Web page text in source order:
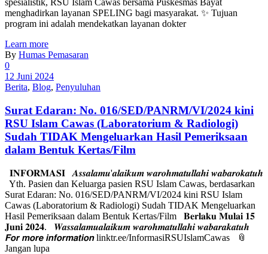
spesialistik, RSU Islam Cawas bersama Puskesmas Bayat
menghadirkan layanan SPELING bagi masyarakat. ✨ Tujuan
program ini adalah mendekatkan layanan dokter
Learn more
By Humas Pemasaran
0
12 Juni 2024
Berita, Blog, Penyuluhan
Surat Edaran: No. 016/SED/PANRM/VI/2024 kini
RSU Islam Cawas (Laboratorium & Radiologi)
Sudah TIDAK Mengeluarkan Hasil Pemeriksaan
dalam Bentuk Kertas/Film
𝐈𝐍𝐅𝐎𝐑𝐌𝐀𝐒𝐈 𝑨𝒔𝒔𝒂𝒍𝒂𝒎𝒖'𝒂𝒍𝒂𝒊𝒌𝒖𝒎 𝒘𝒂𝒓𝒐𝒉𝒎𝒂𝒕𝒖𝒍𝒍𝒂𝒉𝒊 𝒘𝒂𝒃𝒂𝒓𝒐𝒌𝒂𝒕𝒖𝒉
Yth. Pasien dan Keluarga pasien RSU Islam Cawas, berdasarkan
Surat Edaran: No. 016/SED/PANRM/VI/2024 kini RSU Islam
Cawas (Laboratorium & Radiologi) Sudah TIDAK Mengeluarkan
Hasil Pemeriksaan dalam Bentuk Kertas/Film 𝐁𝐞𝐫𝐥𝐚𝐤𝐮 𝐌𝐮𝐥𝐚𝐢 𝟏𝟓
𝐉𝐮𝐧𝐢 𝟐𝟎𝟐𝟒. 𝑾𝒂𝒔𝒔𝒂𝒍𝒂𝒎𝒖𝒂𝒍𝒂𝒊𝒌𝒖𝒎 𝒘𝒂𝒓𝒐𝒉𝒎𝒂𝒕𝒖𝒍𝒍𝒂𝒉𝒊 𝒘𝒂𝒃𝒂𝒓𝒂𝒌𝒂𝒕𝒖𝒉
𝙁𝙤𝙧 𝙢𝙤𝙧𝙚 𝙞𝙣𝙛𝙤𝙧𝙢𝙖𝙩𝙞𝙤𝙣 linktr.ee/InformasiRSUIslamCawas 📎
Jangan lupa